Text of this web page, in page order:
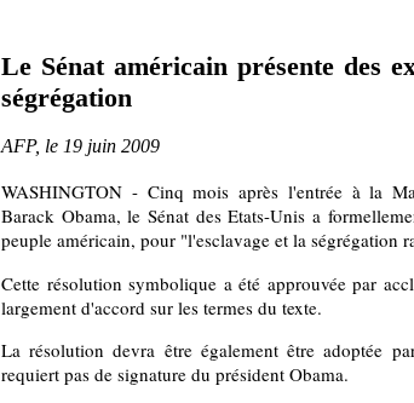
Le Sénat américain présente des
ségrégation
AFP, le 19 juin 2009
WASHINGTON - Cinq mois après l'entrée à la
Barack Obama, le Sénat des Etats-Unis a
peuple américain, pour "l'esclavage et la ségrégation
Cette résolution symbolique a été approuvée par
largement d'accord sur les termes du texte.
La résolution devra être également être adoptée
requiert pas de signature du président Obama.